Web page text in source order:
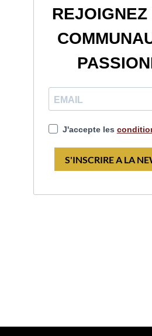
REJOIGNEZ
J'accepte les
S'INSCRIRE A LA